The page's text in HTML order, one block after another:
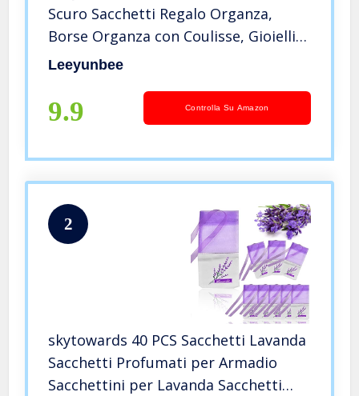
Scuro Sacchetti Regalo Organza,
Borse Organza con Coulisse, Gioielli
Sacchetto, Sacchetti Bustina Organza
Gioielli
Leeyunbee
9.9 Controlla Su Amazon
2
skytowards 40 PCS Sacchetti Lavanda
Sacchetti Profumati per Armadio
Sacchettini per Lavanda Sacchetti